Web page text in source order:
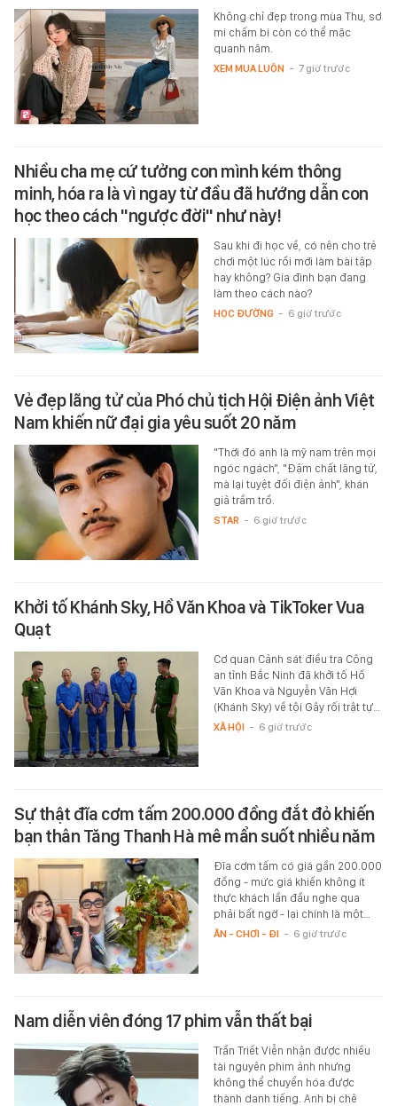
Không chỉ đẹp trong mùa Thu, sơ
mi chấm bi còn có thể mặc
quanh năm.
XEM MUA LUÔN - 7 giờ trước
Nhiều cha mẹ cứ tưởng con mình kém thông
minh, hóa ra là vì ngay từ đầu đã hướng dẫn con
học theo cách "ngược đời" như này!
Sau khi đi học về, có nên cho trẻ
chơi một lúc rồi mới làm bài tập
hay không? Gia đình bạn đang
làm theo cách nào?
HỌC ĐƯỜNG - 6 giờ trước
Vẻ đẹp lãng tử của Phó chủ tịch Hội Điện ảnh Việt
Nam khiến nữ đại gia yêu suốt 20 năm
"Thời đó anh là mỹ nam trên mọi
ngóc ngách", "Đậm chất lãng tử,
mà lại tuyệt đối điện ảnh", khán
giả trầm trồ.
STAR - 6 giờ trước
Khởi tố Khánh Sky, Hồ Văn Khoa và TikToker Vua
Quạt
Cơ quan Cảnh sát điều tra Công
an tỉnh Bắc Ninh đã khởi tố Hồ
Văn Khoa và Nguyễn Văn Hợi
(Khánh Sky) về tội Gây rối trật tự…
XÃ HỘI - 6 giờ trước
Sự thật đĩa cơm tấm 200.000 đồng đắt đỏ khiến
bạn thân Tăng Thanh Hà mê mẩn suốt nhiều năm
Đĩa cơm tấm có giá gần 200.000
đồng - mức giá khiến không ít
thực khách lần đầu nghe qua
phải bất ngờ - lại chính là một…
ĂN - CHƠI - ĐI - 6 giờ trước
Nam diễn viên đóng 17 phim vẫn thất bại
Trần Triết Viễn nhận được nhiều
tài nguyên phim ảnh nhưng
không thể chuyển hóa được
thành danh tiếng. Anh bị chê